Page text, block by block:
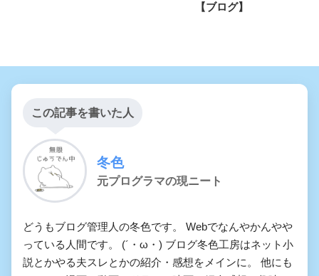
【ブログ】
この記事を書いた人
冬色
元プログラマの現ニート
どうもブログ管理人の冬色です。 Webでなんやかんやや
っている人間です。 (´・ω・) ブログ冬色工房はネット小
説とかやる夫スレとかの紹介・感想をメインに。 他にも